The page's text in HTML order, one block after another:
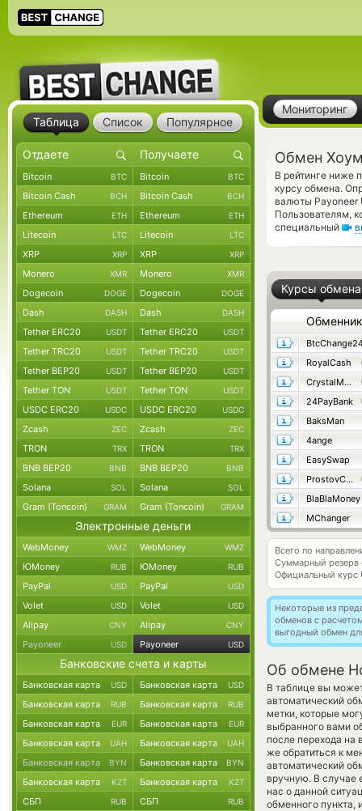
Мониторинг
Обмен Хоум
В рейтинге ниже
курсу обмена.
валюты Payoneer
Пользователям,
специальный
Курсы обмена
Обменник
RoyalCash
CrystalMoney
24PayBank
BaksMan
4ange
EasySwap
ProstovCash
BlaBlaMoney
MChanger
Всего по
Суммарный резерв
Официальный курс
Некоторые из
обменов с
выгодный обмен
Об обмене
В таблице вы
автоматический
метки, которые
выбранного вами
после перехода на
же обратиться к
автоматический
вручную. В случае
нас о данной
обменного пункта,
Таблица Список Популярное
Bitcoin BTC Bitcoin BTC
Bitcoin Cash BCH Bitcoin Cash BCH
Ethereum ETH Ethereum ETH
Litecoin LTC Litecoin LTC
XRP XRP XRP XRP
Monero XMR Monero XMR
Dogecoin DOGE Dogecoin DOGE
Dash DASH Dash DASH
Tether ERC20 USDT Tether ERC20 USDT
Tether TRC20 USDT Tether TRC20 USDT
Tether BEP20 USDT Tether BEP20 USDT
Tether TON USDT Tether TON USDT
USDC ERC20 USDC USDC ERC20 USDC
Zcash ZEC Zcash ZEC
TRON TRX TRON TRX
BNB BEP20 BNB BNB BEP20 BNB
Solana SOL Solana SOL
Gram (Toncoin) GRAM Gram (Toncoin) GRAM
Электронные деньги
WebMoney WMZ WebMoney WMZ
ЮMoney RUB ЮMoney RUB
PayPal USD PayPal USD
Volet USD Volet USD
Alipay CNY Alipay CNY
Payoneer USD Payoneer USD
Банковские счета и карты
Банковская карта USD Банковская карта USD
Банковская карта RUB Банковская карта RUB
Банковская карта EUR Банковская карта EUR
Банковская карта UAH Банковская карта UAH
Банковская карта BYN Банковская карта BYN
Банковская карта KZT Банковская карта KZT
СБП RUB СБП RUB